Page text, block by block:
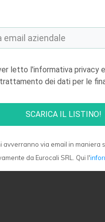
letto l'informativa privacy
dei dati per le
SCARICA IL LISTINO!
avverranno via email in maniera
da Eurocali SRL. Qui l'